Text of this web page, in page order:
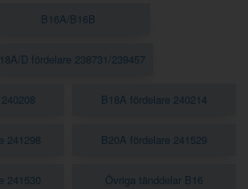
B16A/B16B
D fördelare 238731/239457
B18A fördelare 240214
241298 B20A fördelare 241529
241530 Övriga tänddelar B16